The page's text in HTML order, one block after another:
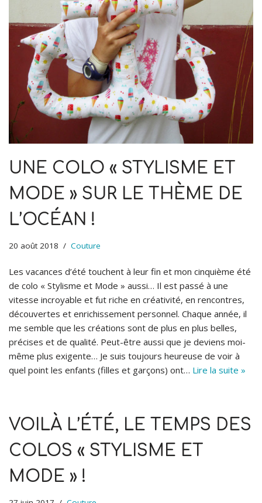
UNE COLO « STYLISME ET
MODE » SUR LE THÈME DE
L’OCÉAN !
20 août 2018 Couture
Les vacances d’été touchent à leur fin et mon cinquième été
de colo « Stylisme et Mode » aussi… Il est passé à une
vitesse incroyable et fut riche en créativité, en rencontres,
découvertes et enrichissement personnel. Chaque année, il
me semble que les créations sont de plus en plus belles,
précises et de qualité. Peut-être aussi que je deviens moi-
même plus exigente… Je suis toujours heureuse de voir à
quel point les enfants (filles et garçons) ont… Lire la suite »
VOILÀ L’ÉTÉ, LE TEMPS DES
COLOS « STYLISME ET
MODE » !